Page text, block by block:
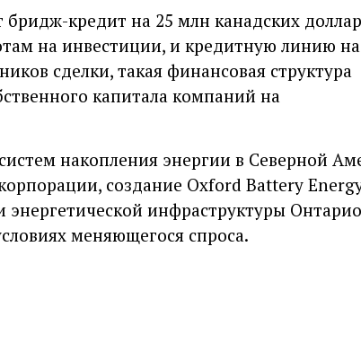
кредит на 25 млн канадских
на инвестиции, и кредитную линию на
сделки, такая финансовая структура
капитала компаний на
накопления энергии в Северной
создание Oxford Battery
инфраструктуры
меняющегося спроса.